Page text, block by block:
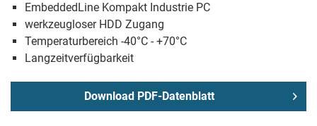
EmbeddedLine Kompakt Industrie PC
werkzeugloser HDD Zugang
Temperaturbereich -40°C - +70°C
Langzeitverfügbarkeit
Download PDF-Datenblatt